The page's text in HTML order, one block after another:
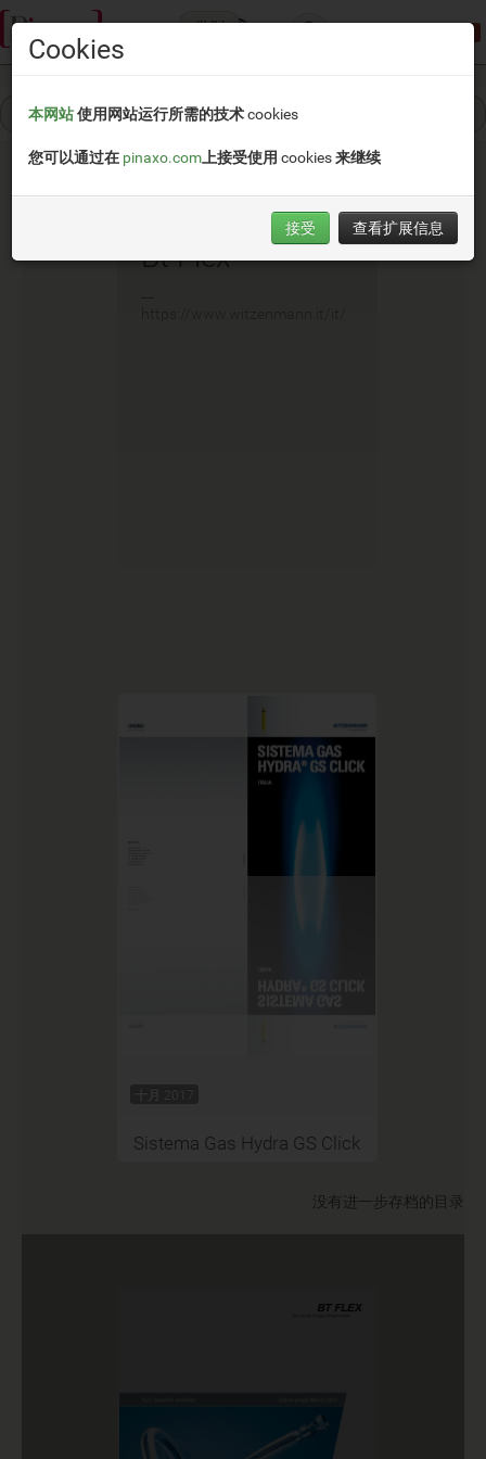
类别
Bt Flex
十月 2017
Sistema Gas Hydra GS Click
没有进一步存档的目录
Cookies
本网站使用网站运行所需的技术 cookies
您可以通过在 pinaxo.com上接受使用 cookies 来继续
接受 查看扩展信息